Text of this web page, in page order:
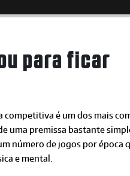
para ficar
competitiva é um dos mais
uma premissa bastante
número de jogos por época
e mental.